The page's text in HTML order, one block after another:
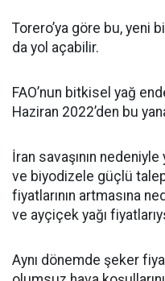
Torero’ya göre bu, yeni
da yol açabilir.
FAO’nun bitkisel yağ
Haziran 2022’den bu
İran savaşının
ve biyodizele güçlü
fiyatlarının artmasına
ve ayçiçek yağı
Aynı dönemde şeker